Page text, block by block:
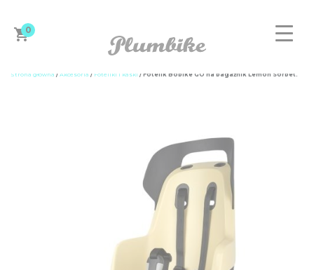
0
ZAPROJEKTUJ ROWER
Strona główna / Akcesoria / Foteliki i kaski / Fotelik Bobike GO na bagażnik Lemon Sorbet.